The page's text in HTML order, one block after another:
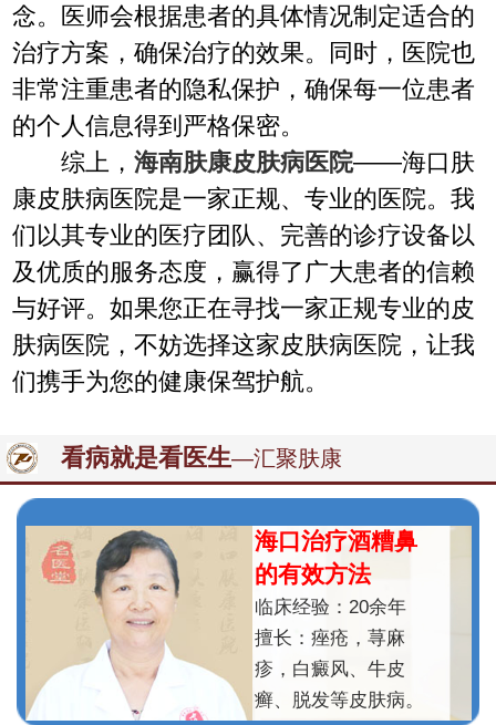
念。医师会根据患者的具体情况制定适合的
治疗方案，确保治疗的效果。同时，医院也
非常注重患者的隐私保护，确保每一位患者
的个人信息得到严格保密。
综上，海南肤康皮肤病医院——海口肤
康皮肤病医院是一家正规、专业的医院。我
们以其专业的医疗团队、完善的诊疗设备以
及优质的服务态度，赢得了广大患者的信赖
与好评。如果您正在寻找一家正规专业的皮
肤病医院，不妨选择这家皮肤病医院，让我
们携手为您的健康保驾护航。
看病就是看医生—汇聚肤康
海口治疗酒糟鼻
的有效方法
临床经验：20余年
擅长：痤疮，荨麻
疹，白癜风、牛皮
癣、脱发等皮肤病。